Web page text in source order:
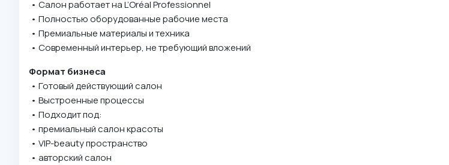
• Салон работает на L’Oréal Professionnel
• Полностью оборудованные рабочие места
• Премиальные материалы и техника
• Современный интерьер, не требующий вложений
Формат бизнеса
• Готовый действующий салон
• Выстроенные процессы
• Подходит под:
• премиальный салон красоты
• VIP-beauty пространство
• авторский салон